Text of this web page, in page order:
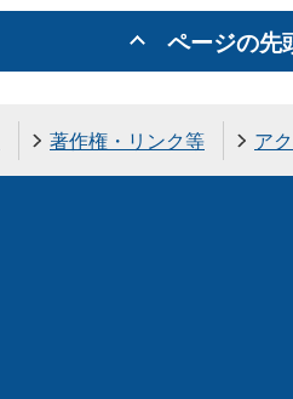
ページの先
著作権・リンク等 ア